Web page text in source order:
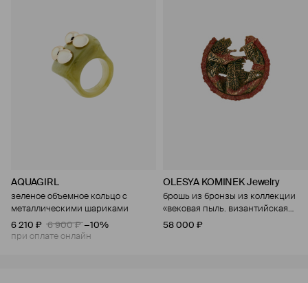
AQUAGIRL
зеленое объемное кольцо с
металлическими шариками
6 210 ₽
6 900 ₽ −10%
при оплате онлайн
OLESYA KOMINEK Jewelry
брошь из бронзы из коллекции
«вековая пыль. византийская
история»
58 000 ₽